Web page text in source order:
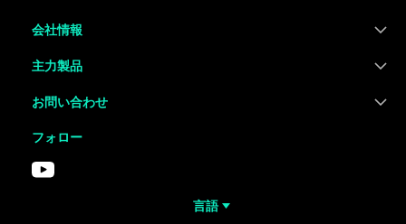
会社情報
主力製品
お問い合わせ
フォロー
言語